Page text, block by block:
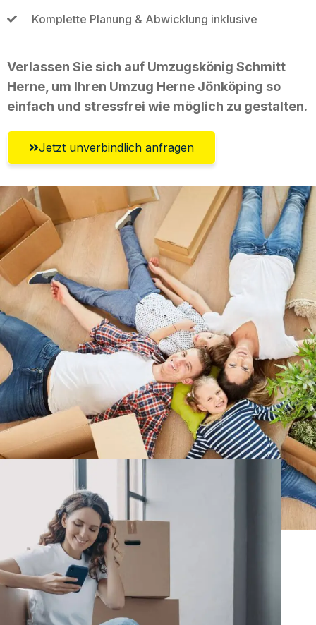
Komplette Planung & Abwicklung inklusive
Verlassen Sie sich auf Umzugskönig Schmitt
Herne, um Ihren Umzug Herne Jönköping so
einfach und stressfrei wie möglich zu gestalten.
Jetzt unverbindlich anfragen